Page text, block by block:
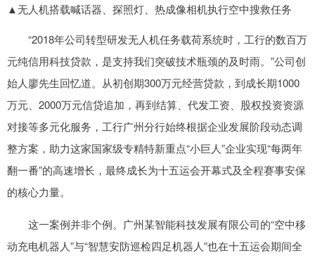
▲无人机搭载喊话器、探照灯、热成像相机执行空中搜救任务
“2018年公司转型研发无人机任务载荷系统时，工行的数百万
元纯信用科技贷款，是支持我们突破技术瓶颈的及时雨。”公司创
始人廖先生回忆道。从初创期300万元经营贷款，到成长期1000
万元、2000万元信贷追加，再到结算、代发工资、股权投资资源
对接等多元化服务，工行广州分行始终根据企业发展阶段动态调
整方案，助力这家国家级专精特新重点“小巨人”企业实现“每两年
翻一番”的高速增长，最终成长为十五运会开幕式及全程赛事安保
的核心力量。
这一案例并非个例。广州某智能科技发展有限公司的“空中移
动充电机器人”与“智慧安防巡检四足机器人”也在十五运会期间全